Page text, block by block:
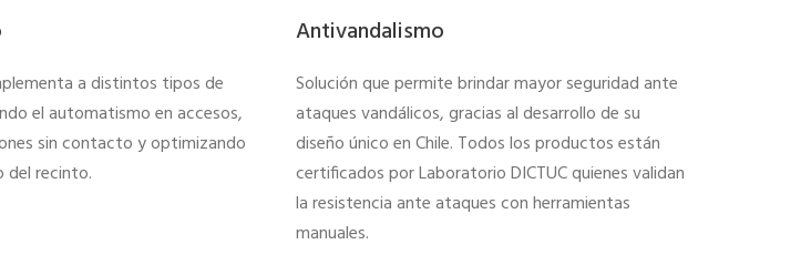
a distintos tipos de
el automatismo en accesos,
sin contacto y optimizando
recinto.
Antivandalismo
Solución que permite brindar mayor seguridad ante
ataques vandálicos, gracias al desarrollo de su
diseño único en Chile. Todos los productos están
certificados por Laboratorio DICTUC quienes validan
la resistencia ante ataques con herramientas
manuales.